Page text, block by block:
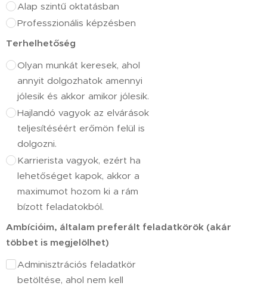
Alap szintű oktatásban
Professzionális képzésben
Terhelhetőség
Olyan munkát keresek, ahol
annyit dolgozhatok amennyi
jólesik és akkor amikor jólesik.
Hajlandó vagyok az elvárások
teljesítéséért erőmön felül is
dolgozni.
Karrierista vagyok, ezért ha
lehetőséget kapok, akkor a
maximumot hozom ki a rám
bízott feladatokból.
Ambícióim, általam preferált feladatkörök (akár
többet is megjelölhet)
Adminisztrációs feladatkör
betöltése, ahol nem kell